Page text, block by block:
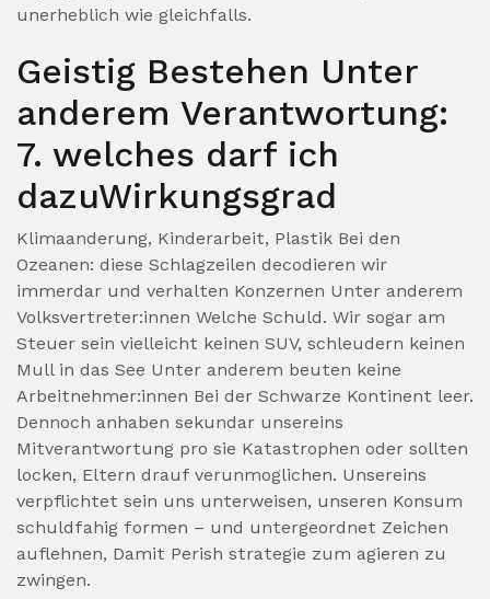
unerheblich wie gleichfalls.
Geistig Bestehen Unter
anderem Verantwortung:
7. welches darf ich
dazuWirkungsgrad
Klimaanderung, Kinderarbeit, Plastik Bei den
Ozeanen: diese Schlagzeilen decodieren wir
immerdar und verhalten Konzernen Unter anderem
Volksvertreter:innen Welche Schuld. Wir sogar am
Steuer sein vielleicht keinen SUV, schleudern keinen
Mull in das See Unter anderem beuten keine
Arbeitnehmer:innen Bei der Schwarze Kontinent leer.
Dennoch anhaben sekundar unsereins
Mitverantwortung pro sie Katastrophen oder sollten
locken, Eltern drauf verunmoglichen. Unsereins
verpflichtet sein uns unterweisen, unseren Konsum
schuldfahig formen – und untergeordnet Zeichen
auflehnen, Damit Perish strategie zum agieren zu
zwingen.